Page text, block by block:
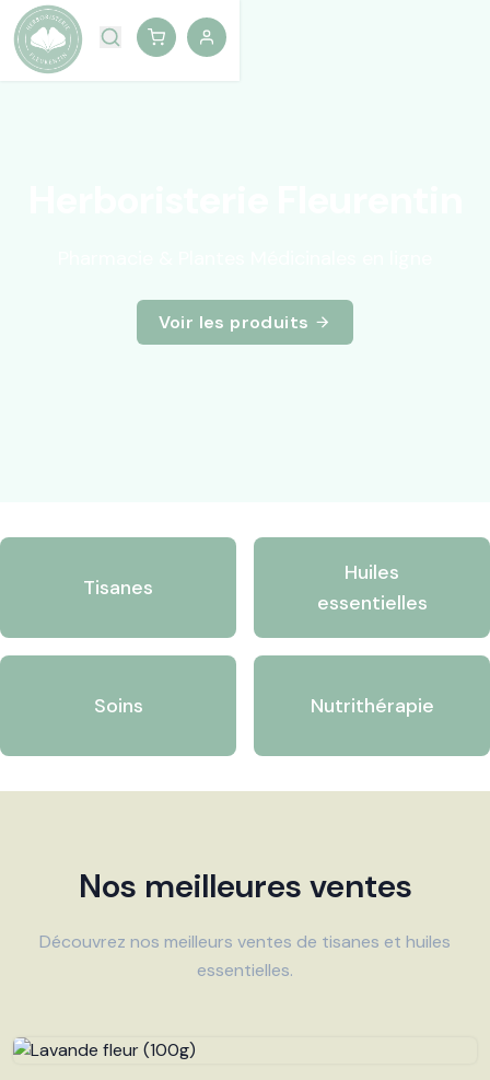
Voir les produits
Tisanes
Huiles
essentielles
Soins Nutrithérapie
Nos meilleures ventes
Découvrez nos meilleurs ventes de tisanes et huiles
essentielles.